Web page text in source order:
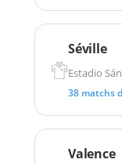
Séville
Estadio
38 matchs
Valence